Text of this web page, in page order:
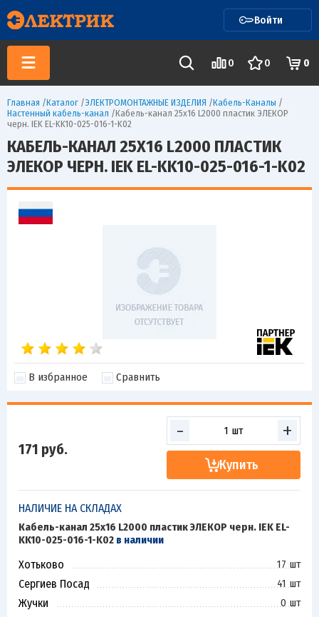
Войти
0 0 0
Главная /Каталог /ЭЛЕКТРОМОНТАЖНЫЕ ИЗДЕЛИЯ /Кабель-Каналы /
Настенный кабель-канал /Кабель-канал 25х16 L2000 пластик ЭЛЕКОР
черн. IEK EL-KK10-025-016-1-K02
КАБЕЛЬ-КАНАЛ 25Х16 L2000 ПЛАСТИК
ЭЛЕКОР ЧЕРН. IEK EL-KK10-025-016-1-K02
В избранное Сравнить
171 руб.
- +
Купить
НАЛИЧИЕ НА СКЛАДАХ
Кабель-канал 25х16 L2000 пластик ЭЛЕКОР черн. IEK EL-
KK10-025-016-1-K02 в наличии
Хотьково 17 шт
Сергиев Посад 41 шт
Жучки 0 шт